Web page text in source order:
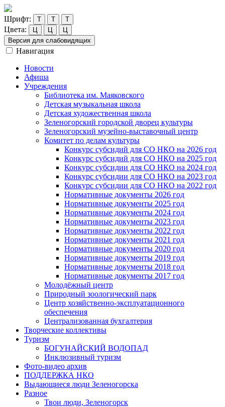
Шрифт: Т Т Т
Цвета: Ц Ц
Ц
Версия для слабовидящих
Навигация
Новости
Афиша
Учреждения
Библиотека им. Маяковского
Детская музыкальная школа
Детская художественная школа
Зеленогорский городской дворец культуры
Зеленогорский музейно-выставочный центр
Комитет по делам культуры
Конкурс субсидий для СО НКО на 2026 год
Конкурс субсидий для СО НКО на 2025 год
Конкурс субсидии для СО НКО на 2024 год
Конкурс субсидии для СО НКО на 2023 год
Конкурс субсидии для СО НКО на 2022 год
Нормативные документы 2026 год
Нормативные документы 2025 год
Нормативные документы 2024 год
Нормативные документы 2023 год
Нормативные документы 2022 год
Нормативные документы 2021 год
Нормативные документы 2020 год
Нормативные документы 2019 год
Нормативные документы 2018 год
Нормативные документы 2017 год
Молодёжный центр
Природный зоологический парк
Центр хозяйственно-эксплуатационного
обеспечения
Централизованная бухгалтерия
Творческие коллективы
Туризм
БОГУНАЙСКИЙ ВОДОПАД
Инклюзивный туризм
Фото-видео архив
ПОДДЕРЖКА НКО
Выдающиеся люди Зеленогорска
Разное
Твои люди, Зеленогорск